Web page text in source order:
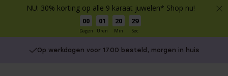
NU: 30% korting op alle 9 karaat juwelen* Shop nu!
00
Dagen
01
Uren
20
Min
29
Sec
Op werkdagen voor 17.00 besteld, morgen in huis